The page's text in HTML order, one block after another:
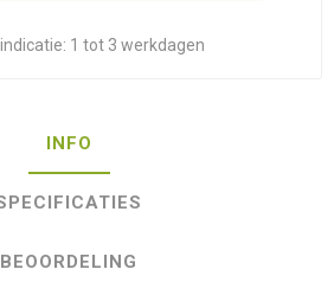
indicatie: 1 tot 3 werkdagen
INFO
BEOORDELING